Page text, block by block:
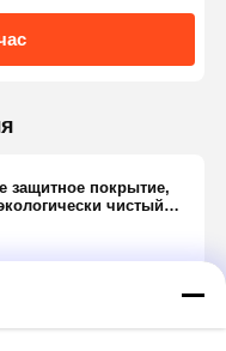
защитное покрытие,
чистый